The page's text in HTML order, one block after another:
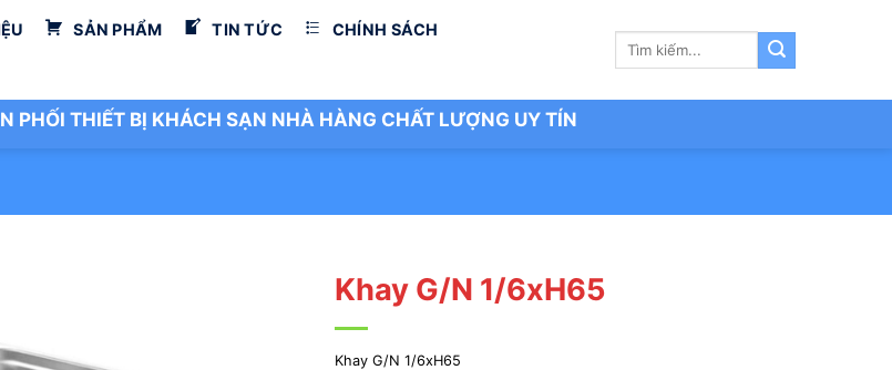
SẢN PHẨM TIN TỨC CHÍNH SÁCH
Tìm
PHỐI THIẾT BỊ KHÁCH SẠN NHÀ HÀNG CHẤT LƯỢNG UY TÍN
Khay G/N 1/6xH65
Khay G/N 1/6xH65